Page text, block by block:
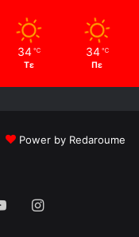
34 ℃
Τε
34 ℃
Πε
Power by Redaroume
YouTubeInstagram